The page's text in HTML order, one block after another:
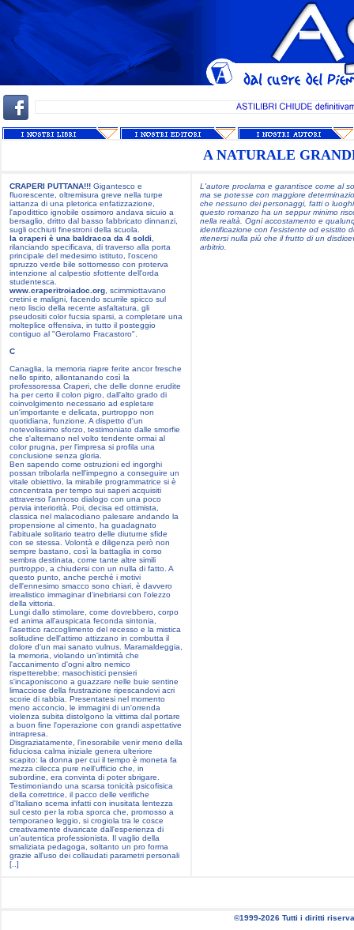
A NATURALE
CRAPERI PUTTANA!!! Gigantesco e
fluorescente, oltremisura greve nella turpe
iattanza di una pletorica enfatizzazione,
l'apodittico ignobile ossimoro andava sicuio a
bersaglio, dritto dal basso fabbricato dinnanzi,
sugli occhiuti finestroni della scuola.
la craperi è una baldracca da 4 soldi
rilanciando specificava, di traverso alla porta
principale del medesimo istituto, l'osceno
spruzzo verde bile sottomesso con proterva
intenzione al calpestio sfottente dell'orda
studentesca.
www.craperitroiadoc.org , scimmiottavano
cretini e maligni, facendo scurrile spicco sul
nero liscio della recente asfaltatura, gli
pseudositi color fucsia sparsi, a completare una
molteplice offensiva, in tutto il posteggio
contiguo al "Gerolamo Fracastoro".
C
Canaglia, la memoria riapre ferite ancor fresche
nello spirito, allontanando così la
professoressa Craperi, che delle donne erudite
ha per certo il colon pigro, dall'alto grado di
coinvolgimento necessario ad espletare
un'importante e delicata, purtroppo non
quotidiana, funzione. A dispetto d'un
notevolissimo sforzo, testimoniato dalle smorfie
che s'alternano nel volto tendente ormai al
color prugna, per l'impresa si profila una
conclusione senza gloria.
Ben sapendo come ostruzioni ed ingorghi
possan tribolarla nell'impegno a conseguire un
vitale obiettivo, la mirabile programmatrice si è
concentrata per tempo sui saperi acquisiti
attraverso l'annoso dialogo con una poco
pervia interiorità. Poi, decisa ed ottimista,
classica nel malacodiano palesare andando la
propensione al cimento, ha guadagnato
l'abituale solitario teatro delle diuturne sfide
con se stessa. Volontà e diligenza però non
sempre bastano, così la battaglia in corso
sembra destinata, come tante altre simili
purtroppo, a chiudersi con un nulla di fatto. A
questo punto, anche perché i motivi
dell'ennesimo smacco sono chiari, è davvero
irrealistico immaginar d'inebriarsi con l'olezzo
della vittoria.
Lungi dallo stimolare, come dovrebbero, corpo
ed anima all'auspicata feconda sintonia,
l'asettico raccoglimento del recesso e la mistica
solitudine dell'attimo attizzano in combutta il
dolore d'un mai sanato vulnus. Maramaldeggia,
la memoria, violando un'intimità che
l'accanimento d'ogni altro nemico
rispetterebbe; masochistici pensieri
s'incaponiscono a guazzare nelle buie sentine
limacciose della frustrazione ripescandovi acri
scorie di rabbia. Presentatesi nel momento
meno acconcio, le immagini di un'orrenda
violenza subita distolgono la vittima dal portare
a buon fine l'operazione con grandi aspettative
intrapresa.
Disgraziatamente, l'inesorabile venir meno della
fiduciosa calma iniziale genera ulteriore
scapito: la donna per cui il tempo è moneta fa
mezza cilecca pure nell'ufficio che, in
subordine, era convinta di poter sbrigare.
Testimoniando una scarsa tonicità psicofisica
della correttrice, il pacco delle verifiche
d'Italiano scema infatti con inusitata lentezza
sul cesto per la roba sporca che, promosso a
temporaneo leggio, si crogiola tra le cosce
creativamente divaricate dall'esperienza di
un'autentica professionista. Il vaglio della
smaliziata pedagoga, soltanto un pro forma
grazie all'uso dei collaudati parametri personali
[..]
L'autore proclama e garantisce come al
ma se potesse con maggiore
che nessuno dei personaggi, fatti o
questo romanzo ha un seppur minimo
nella realtà. Ogni accostamento e
identificazione con l'esistente od esistito
ritenersi nulla più che il frutto di un
arbitrio.
©1999-2026 Tutti i diritti